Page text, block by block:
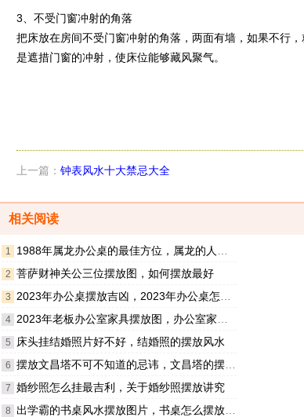
3、不受门窗冲射的角落
把床放在房间不受门窗冲射的角落，两面有墙，如果不行
是遮措门窗的冲射，使床位能够藏风聚气。
上一篇： 钟表风水十大禁忌大全
相关阅读
1 1988年属龙办公桌的最佳方位，属龙的人办公桌最旺位置
2 菩萨财神关公三位摆放图，如何摆放最好
3 2023年办公桌摆放吉凶，2023年办公桌怎么摆放的忌讳
4 2023年老板办公室家具摆放图，办公室家具最佳摆放的方法
5 床头挂结婚照片好不好，结婚照的摆放风水
6 摆放文昌塔不可不知道的忌讳，文昌塔的摆放风水
7 婚纱照怎么挂最吉利，关于婚纱照摆放讲究
8 出学霸的书桌风水摆放图片，书桌怎么摆放出学霸